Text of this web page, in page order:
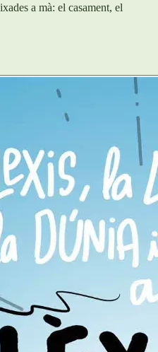
a mà: el casament, el